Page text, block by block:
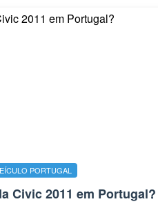
PORTUGAL
Civic 2011 em Portugal?